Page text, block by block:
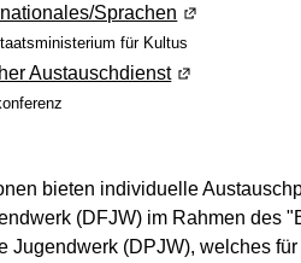
Sprachen (Wird in
für Kultus
Austauschdienst(Wird in einem
bieten individuelle
(DFJW) im Rahmen des
Jugendwerk (DPJW), welches